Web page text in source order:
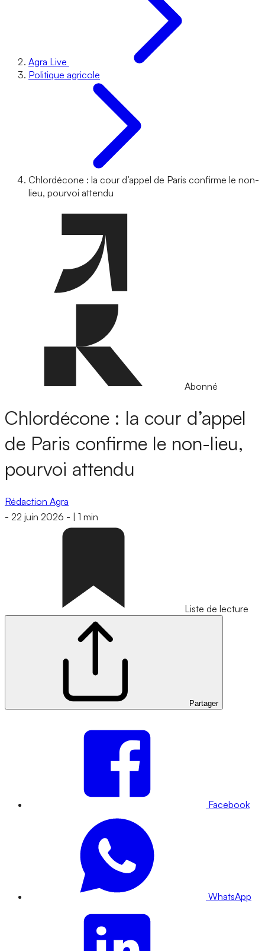
Agra Live
Politique agricole
Chlordécone : la cour d’appel de Paris confirme le non-
lieu, pourvoi attendu
Abonné
Chlordécone : la cour d’appel
de Paris confirme le non-lieu,
pourvoi attendu
Rédaction Agra
- 22 juin 2026 - 1 min
Liste de lecture
Partager
Facebook
WhatsApp